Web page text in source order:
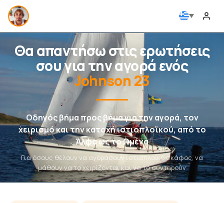
Θα απαντήσω στις ερωτήσεις
σου για την αγορά ενός
Johnson 23
Οδηγός βήμα προς βήμα για την αγορά, τον
χειρισμό και την κατοχή ιστιοπλοϊκού, από το
Άλφα ως το Ωμέγα
Για όσους θέλουν να αγοράσουν ιστιοπλοϊκό σκάφος, να
μάθουν να το χειρίζονται και να το συντηρούν